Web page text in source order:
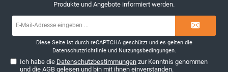
Produkte und Angebote informiert werden.
Diese Seite ist durch reCAPTCHA geschützt und es gelten die
Datenschutzrichtlinieund Nutzungsbedingungen.
Ich habe die Datenschutzbestimmungen zur Kenntnis genommen
und dieAGB gelesen und bin mit ihnen einverstanden.